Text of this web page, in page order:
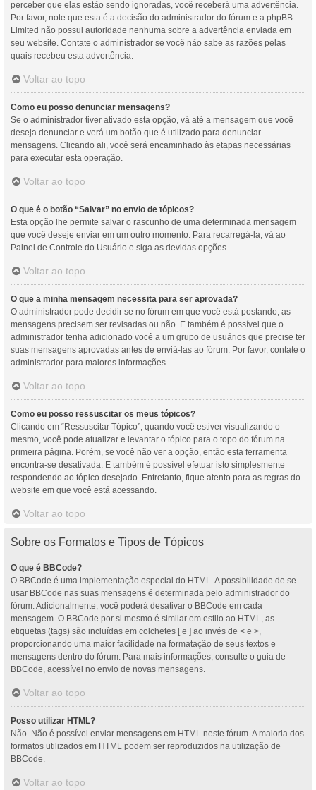
perceber que elas estão sendo ignoradas, você receberá uma advertência.
Por favor, note que esta é a decisão do administrador do fórum e a phpBB
Limited não possui autoridade nenhuma sobre a advertência enviada em
seu website. Contate o administrador se você não sabe as razões pelas
quais recebeu esta advertência.
Voltar ao topo
Como eu posso denunciar mensagens?
Se o administrador tiver ativado esta opção, vá até a mensagem que você
deseja denunciar e verá um botão que é utilizado para denunciar
mensagens. Clicando ali, você será encaminhado às etapas necessárias
para executar esta operação.
Voltar ao topo
O que é o botão “Salvar” no envio de tópicos?
Esta opção lhe permite salvar o rascunho de uma determinada mensagem
que você deseje enviar em um outro momento. Para recarregá-la, vá ao
Painel de Controle do Usuário e siga as devidas opções.
Voltar ao topo
O que a minha mensagem necessita para ser aprovada?
O administrador pode decidir se no fórum em que você está postando, as
mensagens precisem ser revisadas ou não. E também é possível que o
administrador tenha adicionado você a um grupo de usuários que precise ter
suas mensagens aprovadas antes de enviá-las ao fórum. Por favor, contate o
administrador para maiores informações.
Voltar ao topo
Como eu posso ressuscitar os meus tópicos?
Clicando em “Ressuscitar Tópico”, quando você estiver visualizando o
mesmo, você pode atualizar e levantar o tópico para o topo do fórum na
primeira página. Porém, se você não ver a opção, então esta ferramenta
encontra-se desativada. E também é possível efetuar isto simplesmente
respondendo ao tópico desejado. Entretanto, fique atento para as regras do
website em que você está acessando.
Voltar ao topo
Sobre os Formatos e Tipos de Tópicos
O que é BBCode?
O BBCode é uma implementação especial do HTML. A possibilidade de se
usar BBCode nas suas mensagens é determinada pelo administrador do
fórum. Adicionalmente, você poderá desativar o BBCode em cada
mensagem. O BBCode por si mesmo é similar em estilo ao HTML, as
etiquetas (tags) são incluídas em colchetes [ e ] ao invés de < e >,
proporcionando uma maior facilidade na formatação de seus textos e
mensagens dentro do fórum. Para mais informações, consulte o guia de
BBCode, acessível no envio de novas mensagens.
Voltar ao topo
Posso utilizar HTML?
Não. Não é possível enviar mensagens em HTML neste fórum. A maioria dos
formatos utilizados em HTML podem ser reproduzidos na utilização de
BBCode.
Voltar ao topo